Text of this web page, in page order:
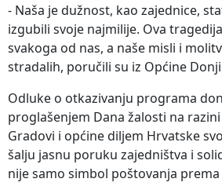
- Naša je dužnost, kao zajednice,
izgubili svoje najmilije. Ova
svakoga od nas, a naše misli i
stradalih, poručili su iz Općine
Odluke o otkazivanju programa
proglašenjem Dana žalosti na
Gradovi i općine diljem Hrvatske
šalju jasnu poruku zajedništva i
nije samo simbol poštovanja